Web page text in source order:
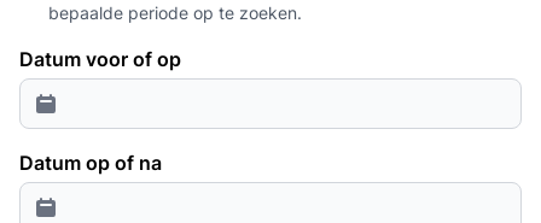
bepaalde periode op te zoeken.
Datum voor of op
Datum op of na